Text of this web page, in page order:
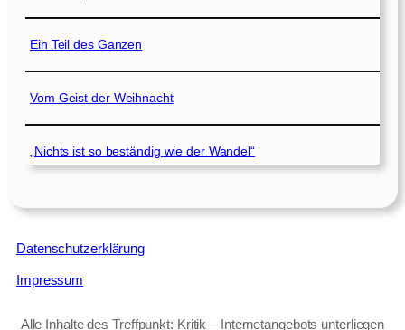
Ein Teil des Ganzen
Vom Geist der Weihnacht
„Nichts ist so beständig wie der Wandel“
Datenschutzerklärung
Impressum
Alle Inhalte des Treffpunkt: Kritik – Internetangebots unterliegen